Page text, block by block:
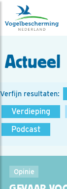
Actueel
Verfijn resultaten:
Verdieping
Podcast
Opinie